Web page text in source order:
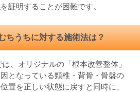
証明することが困難です。
ちうちに対する施術法は？
、オリジナルの「根本改善整体」
となっている頸椎・背骨・骨盤の
置を正しい状態に戻すと同時に、